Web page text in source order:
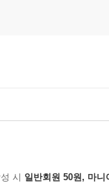
시 일반회원 50원, 마니